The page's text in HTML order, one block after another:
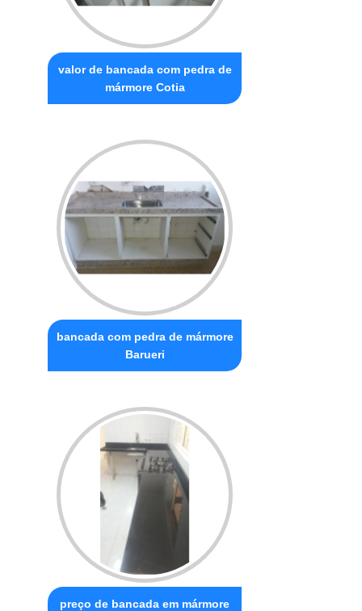
valor de bancada com pedra de
mármore Cotia
bancada com pedra de mármore
Barueri
preço de bancada em mármore